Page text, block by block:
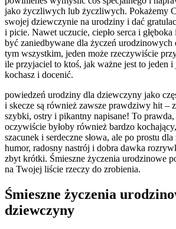
jako życzliwych lub życzliwych. Pokażemy
swojej dziewczynie na urodziny i dać
i picie. Nawet uczucie, ciepło serca i
być zaniedbywane dla życzeń urodzinowych
tym wszystkim, jeden może rzeczywiście
ile przyjaciel to ktoś, jak ważne jest to jeden i
kochasz i docenić.
powiedzeń urodziny dla dziewczyny jako
i skecze są również zawsze prawdziwy hit –
szybki, ostry i pikantny napisane! To
oczywiście byłoby również bardzo
szacunek i serdeczne słowa, ale po prostu
humor, radosny nastrój i dobra dawka
zbyt krótki. Śmieszne życzenia urodzinowe
na Twojej liście rzeczy do zrobienia.
Śmieszne życzenia
dziewczyny